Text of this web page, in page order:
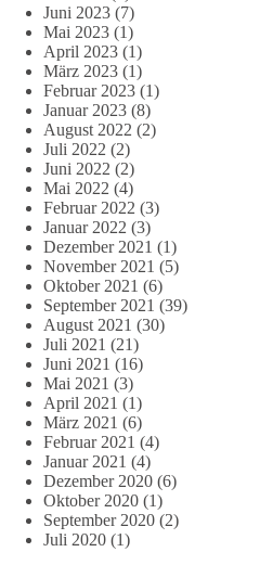
Juni 2023 (7)
Mai 2023 (1)
April 2023 (1)
März 2023 (1)
Februar 2023 (1)
Januar 2023 (8)
August 2022 (2)
Juli 2022 (2)
Juni 2022 (2)
Mai 2022 (4)
Februar 2022 (3)
Januar 2022 (3)
Dezember 2021 (1)
November 2021 (5)
Oktober 2021 (6)
September 2021 (39)
August 2021 (30)
Juli 2021 (21)
Juni 2021 (16)
Mai 2021 (3)
April 2021 (1)
März 2021 (6)
Februar 2021 (4)
Januar 2021 (4)
Dezember 2020 (6)
Oktober 2020 (1)
September 2020 (2)
Juli 2020 (1)